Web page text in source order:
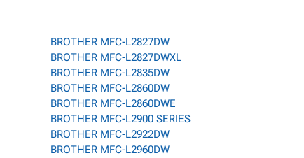
BROTHER MFC-L2827DW
BROTHER MFC-L2827DWXL
BROTHER MFC-L2835DW
BROTHER MFC-L2860DW
BROTHER MFC-L2860DWE
BROTHER MFC-L2900 SERIES
BROTHER MFC-L2922DW
BROTHER MFC-L2960DW